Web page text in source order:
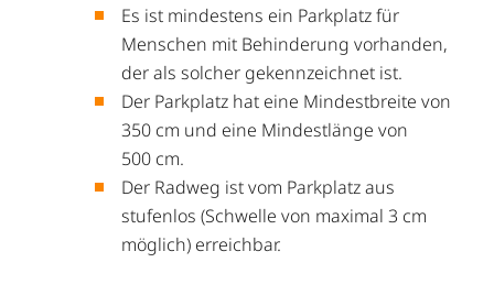
Es ist mindestens ein Parkplatz für
Menschen mit Behinderung vorhanden,
der als solcher gekennzeichnet ist.
Der Parkplatz hat eine Mindestbreite von
350 cm und eine Mindestlänge von
500 cm.
Der Radweg ist vom Parkplatz aus
stufenlos (Schwelle von maximal 3 cm
möglich) erreichbar.